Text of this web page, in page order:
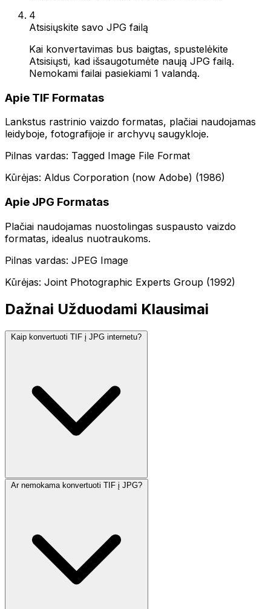
4
Atsisiųskite savo JPG failą
Kai konvertavimas bus baigtas, spustelėkite
Atsisiųsti, kad išsaugotumėte naują JPG failą.
Nemokami failai pasiekiami 1 valandą.
Apie TIF Formatas
Lankstus rastrinio vaizdo formatas, plačiai naudojamas
leidyboje, fotografijoje ir archyvų saugykloje.
Pilnas vardas: Tagged Image File Format
Kūrėjas: Aldus Corporation (now Adobe) (1986)
Apie JPG Formatas
Plačiai naudojamas nuostolingas suspausto vaizdo
formatas, idealus nuotraukoms.
Pilnas vardas: JPEG Image
Kūrėjas: Joint Photographic Experts Group (1992)
Dažnai Užduodami Klausimai
Kaip konvertuoti TIF į JPG internetu?
Ar nemokama konvertuoti TIF į JPG?